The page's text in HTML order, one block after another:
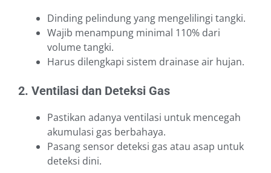
Dinding pelindung yang mengelilingi tangki.
Wajib menampung minimal 110% dari
volume tangki.
Harus dilengkapi sistem drainase air hujan.
2. Ventilasi dan Deteksi Gas
Pastikan adanya ventilasi untuk mencegah
akumulasi gas berbahaya.
Pasang sensor deteksi gas atau asap untuk
deteksi dini.